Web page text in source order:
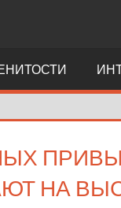
НА